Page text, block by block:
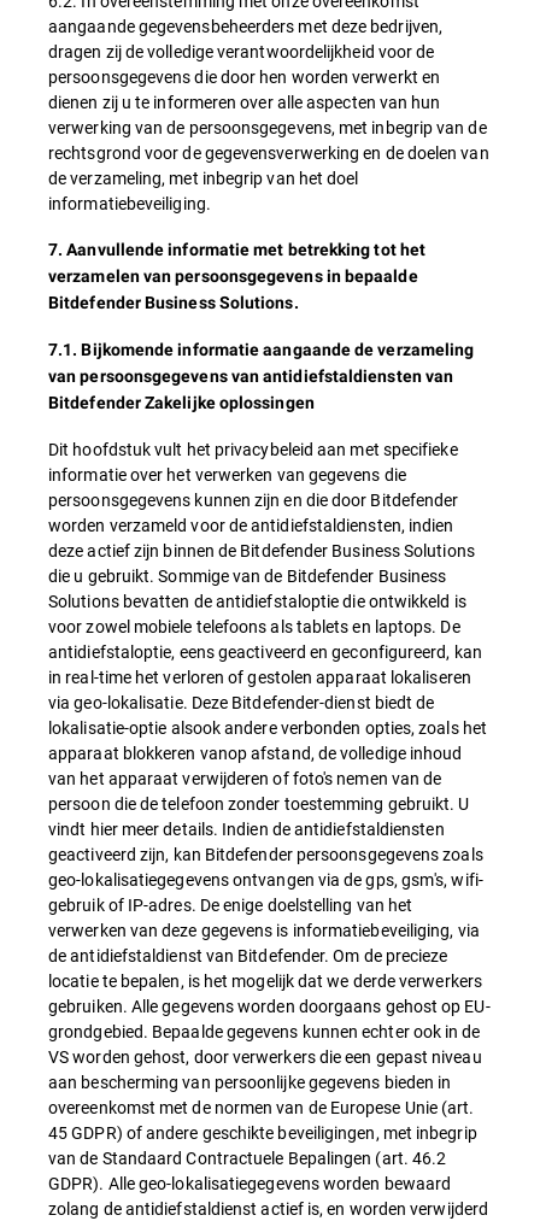
aangaande gegevensbeheerders met deze bedrijven,
dragen zij de volledige verantwoordelijkheid voor de
persoonsgegevens die door hen worden verwerkt en
dienen zij u te informeren over alle aspecten van hun
verwerking van de persoonsgegevens, met inbegrip van de
rechtsgrond voor de gegevensverwerking en de doelen van
de verzameling, met inbegrip van het doel
informatiebeveiliging.
7. Aanvullende informatie met betrekking tot het
verzamelen van persoonsgegevens in bepaalde
Bitdefender Business Solutions.
7.1. Bijkomende informatie aangaande de verzameling
van persoonsgegevens van antidiefstaldiensten van
Bitdefender Zakelijke oplossingen
Dit hoofdstuk vult het privacybeleid aan met specifieke
informatie over het verwerken van gegevens die
persoonsgegevens kunnen zijn en die door Bitdefender
worden verzameld voor de antidiefstaldiensten, indien
deze actief zijn binnen de Bitdefender Business Solutions
die u gebruikt. Sommige van de Bitdefender Business
Solutions bevatten de antidiefstaloptie die ontwikkeld is
voor zowel mobiele telefoons als tablets en laptops. De
antidiefstaloptie, eens geactiveerd en geconfigureerd, kan
in real-time het verloren of gestolen apparaat lokaliseren
via geo-lokalisatie. Deze Bitdefender-dienst biedt de
lokalisatie-optie alsook andere verbonden opties, zoals het
apparaat blokkeren vanop afstand, de volledige inhoud
van het apparaat verwijderen of foto's nemen van de
persoon die de telefoon zonder toestemming gebruikt. U
vindt hier meer details. Indien de antidiefstaldiensten
geactiveerd zijn, kan Bitdefender persoonsgegevens zoals
geo-lokalisatiegegevens ontvangen via de gps, gsm's, wifi-
gebruik of IP-adres. De enige doelstelling van het
verwerken van deze gegevens is informatiebeveiliging, via
de antidiefstaldienst van Bitdefender. Om de precieze
locatie te bepalen, is het mogelijk dat we derde verwerkers
gebruiken. Alle gegevens worden doorgaans gehost op EU-
grondgebied. Bepaalde gegevens kunnen echter ook in de
VS worden gehost, door verwerkers die een gepast niveau
aan bescherming van persoonlijke gegevens bieden in
overeenkomst met de normen van de Europese Unie (art.
45 GDPR) of andere geschikte beveiligingen, met inbegrip
van de Standaard Contractuele Bepalingen (art. 46.2
GDPR). Alle geo-lokalisatiegegevens worden bewaard
zolang de antidiefstaldienst actief is, en worden verwijderd